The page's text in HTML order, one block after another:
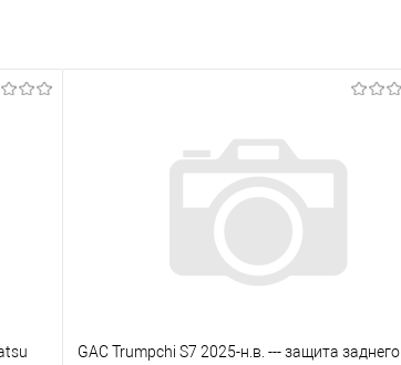
GAC Trumpchi S7 2025-н.в. --- защита заднего